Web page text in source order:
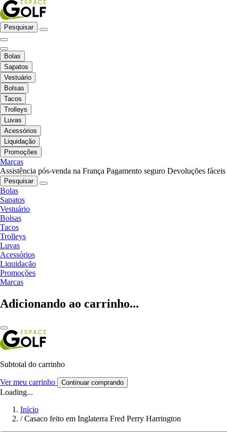
Pesquisar
Bolas
Sapatos
Vestuário
Bolsas
Tacos
Trolleys
Luvas
Acessórios
Liquidação
Promoções
Marcas
Assistência pós-venda na França Pagamento seguro Devoluções fáceis
Pesquisar
Bolas
Sapatos
Vestuário
Bolsas
Tacos
Trolleys
Luvas
Acessórios
Liquidação
Promoções
Marcas
Adicionando ao carrinho...
Subtotal do carrinho
Ver meu carrinho Continuar comprando
Loading...
Início
/ Casaco feito em Inglaterra Fred Perry Harrington